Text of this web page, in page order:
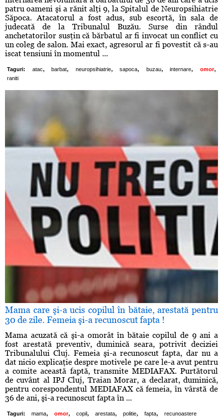
patru oameni şi a rănit alţi 9, la Spitalul de Neuropsihiatrie
Săpoca. Atacatorul a fost adus, sub escortă, în sala de
judecată de la Tribunalul Buzău. Surse din rândul
anchetatorilor susţin că bărbatul ar fi invocat un conflict cu
un coleg de salon. Mai exact, agresorul ar fi povestit că s-au
iscat tensiuni în momentul ...
Taguri: atac, barbat, neuropsihiatrie, sapoca, buzau, internare, omor,
raniti
Mama care şi-a ucis copilul în bătaie, arestată pentru
30 de zile. Femeia şi-a recunoscut fapta !
Mama acuzată că şi-a omorât în bătaie copilul de 9 ani a
fost arestată preventiv, duminică seara, potrivit deciziei
Tribunalului Cluj. Femeia şi-a recunoscut fapta, dar nu a
dat nicio explicaţie despre motivele pe care le-a avut pentru
a comite această faptă, transmite MEDIAFAX. Purtătorul
de cuvânt al IPJ Cluj, Traian Morar, a declarat, duminică,
pentru corespondentul MEDIAFAX că femeia, în vârstă de
36 de ani, şi-a recunoscut fapta în ...
Taguri: mama, omor, copil , arestata, politie, fapta, recunoastere